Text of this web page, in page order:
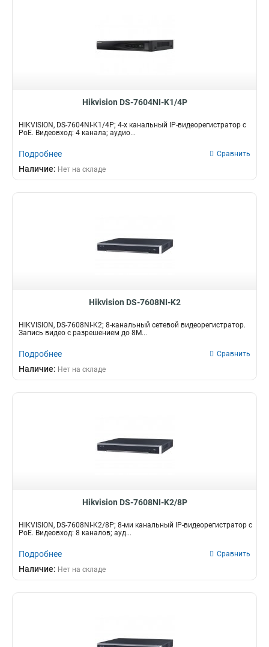
Hikvision DS-7604NI-K1/4P
HIKVISION, DS-7604NI-K1/4P; 4-х канальный IP-видеорегистратор c
PoE. Видеовход: 4 канала; аудио...
Подробнее Сравнить
Наличие: Нет на складе
Hikvision DS-7608NI-K2
HIKVISION, DS-7608NI-K2; 8-канальный сетевой видеорегистратор.
Запись видео с разрешением до 8М...
Подробнее Сравнить
Наличие: Нет на складе
Hikvision DS-7608NI-K2/8P
HIKVISION, DS-7608NI-K2/8P; 8-ми канальный IP-видеорегистратор с
PoE. Видеовход: 8 каналов; ауд...
Подробнее Сравнить
Наличие: Нет на складе